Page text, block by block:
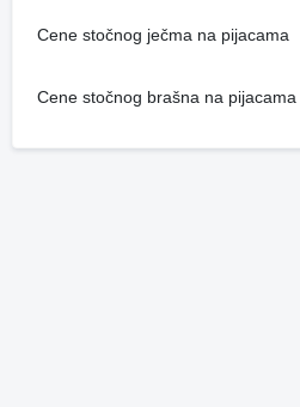
Cene stočnog ječma na pijacama
Cene stočnog brašna na pijacama